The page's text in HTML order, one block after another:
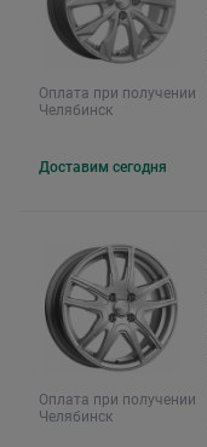
Оплата при получении
Челябинск
Доставим сегодня
Оплата при получении
Челябинск